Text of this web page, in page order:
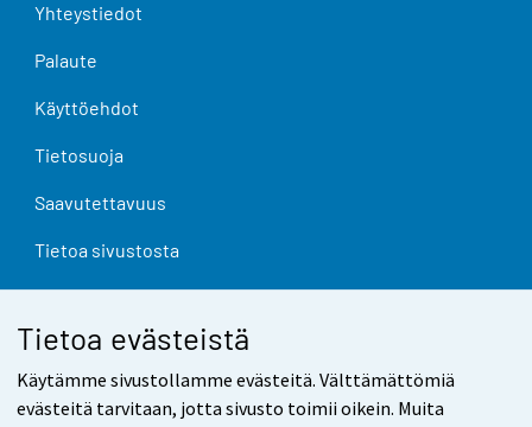
Tietoa evästeistä
Käytämme sivustollamme evästeitä. Välttämättömiä
evästeitä tarvitaan, jotta sivusto toimii oikein. Muita
Yhteystiedot
Palaute
Käyttöehdot
Tietosuoja
Saavutettavuus
Tietoa sivustosta
Evästeasetukset